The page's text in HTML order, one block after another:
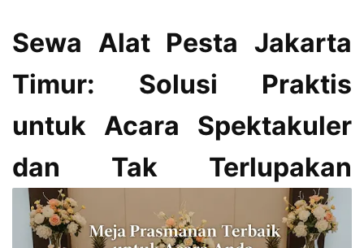
Sewa Alat Pesta Jakarta
Timur: Solusi Praktis
untuk Acara Spektakuler
dan Tak Terlupakan